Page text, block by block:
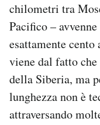
AREA
Area Personale
Newsletter
Notifiche mobile
Regala il Post
Hai bisogno di
chilometri tra
Pacifico –
esattamente
viene dal fatto
della Siberia, ma
lunghezza non è
attraversando